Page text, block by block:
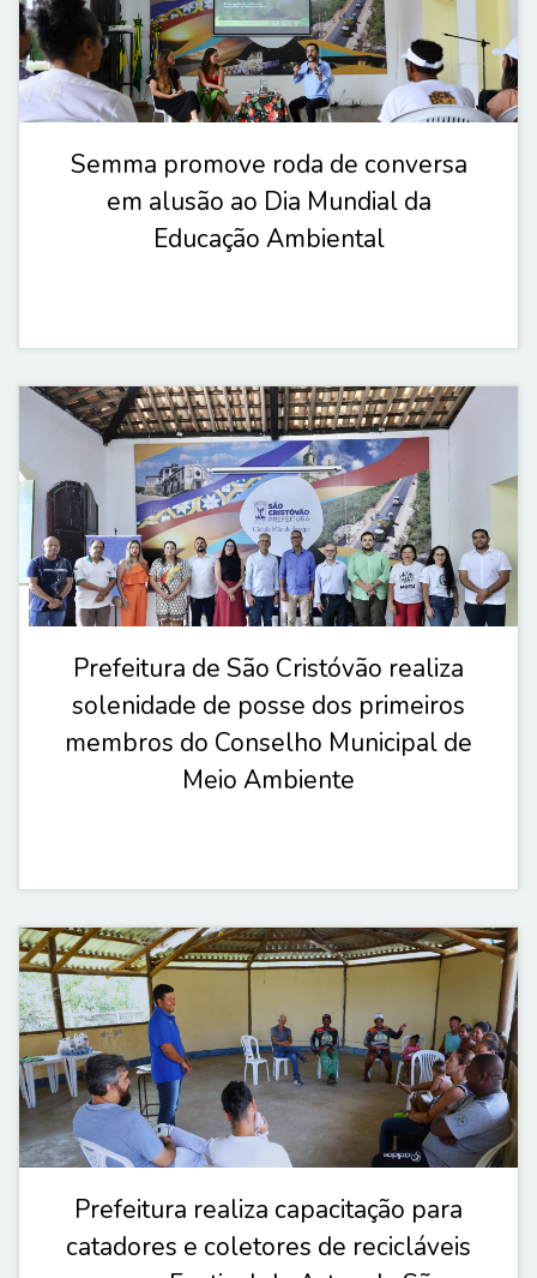
Semma promove roda de conversa
em alusão ao Dia Mundial da
Educação Ambiental
Prefeitura de São Cristóvão realiza
solenidade de posse dos primeiros
membros do Conselho Municipal de
Meio Ambiente
Prefeitura realiza capacitação para
catadores e coletores de recicláveis